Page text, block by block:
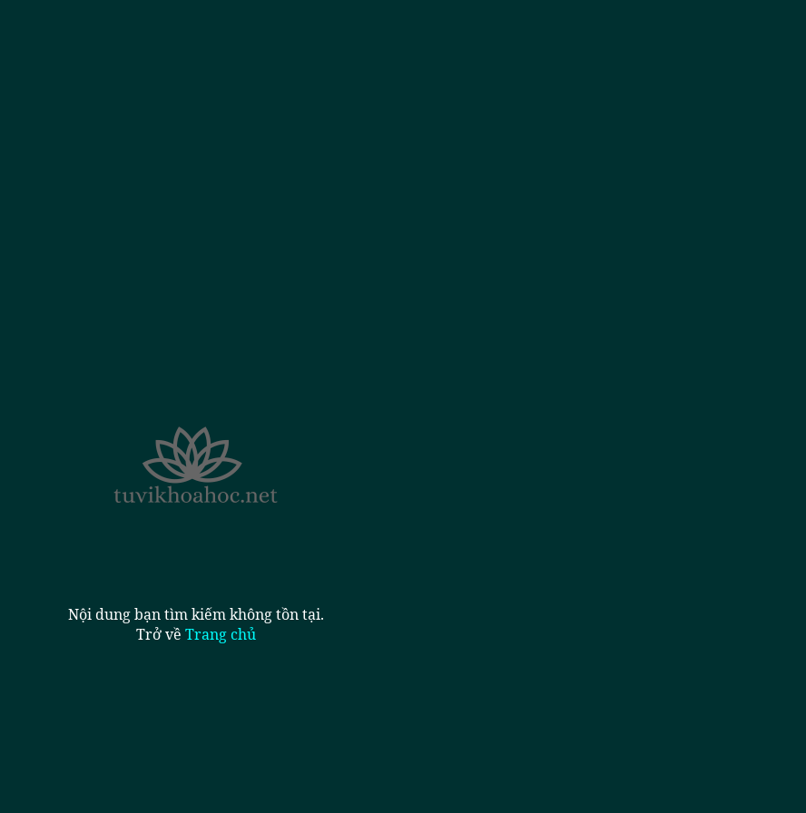
Nội dung bạn tìm kiếm không tồn tại.
Trở về Trang chủ